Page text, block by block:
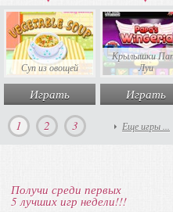
Суп из овощей
Играть
Крылышки
Луи
Играть
1
2 3 Еще игры ...
Получи среди первых
5 лучших игр недели!!!